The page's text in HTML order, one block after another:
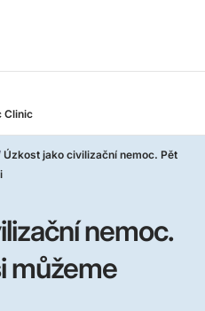
Clinic
Úzkost jako civilizační nemoc. Pět
nemoc.
můžeme